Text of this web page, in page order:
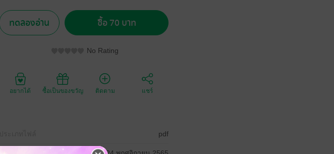
ทดลองอ่าน ซื้อ 70 บาท
No Rating
อยากได้ ซื้อเป็นของขวัญ ติดตาม แชร์
pdf